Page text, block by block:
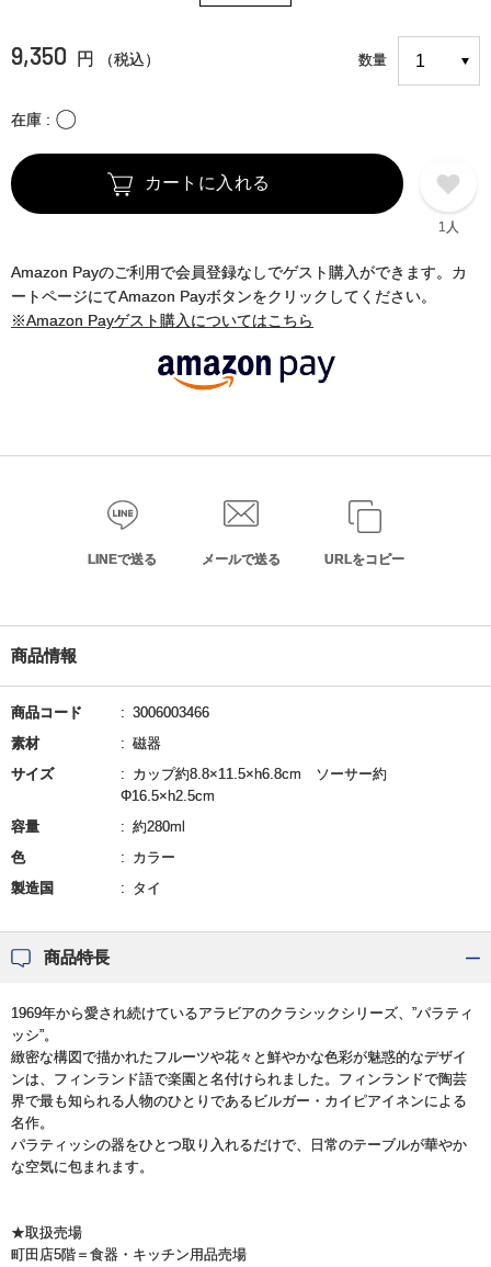
9,350 円 （税込） 数量
在庫 〇
カートに入れる
1人
Amazon Payのご利用で会員登録なしでゲスト購入ができます。カ
ートページにてAmazon Payボタンをクリックしてください。
※Amazon Payゲスト購入についてはこちら
LINEで送る メールで送る URLをコピー
商品情報
商品コード
3006003466
素材
磁器
サイズ
カップ約8.8×11.5×h6.8cm ソーサー約
Φ16.5×h2.5cm
容量
約280ml
色
カラー
製造国
タイ
商品特長
1969年から愛され続けているアラビアのクラシックシリーズ、”パラティ
ッシ”。
緻密な構図で描かれたフルーツや花々と鮮やかな色彩が魅惑的なデザイ
ンは、フィンランド語で楽園と名付けられました。フィンランドで陶芸
界で最も知られる人物のひとりであるビルガー・カイピアイネンによる
名作。
パラティッシの器をひとつ取り入れるだけで、日常のテーブルが華やか
な空気に包まれます。
★取扱売場
町田店5階＝食器・キッチン用品売場